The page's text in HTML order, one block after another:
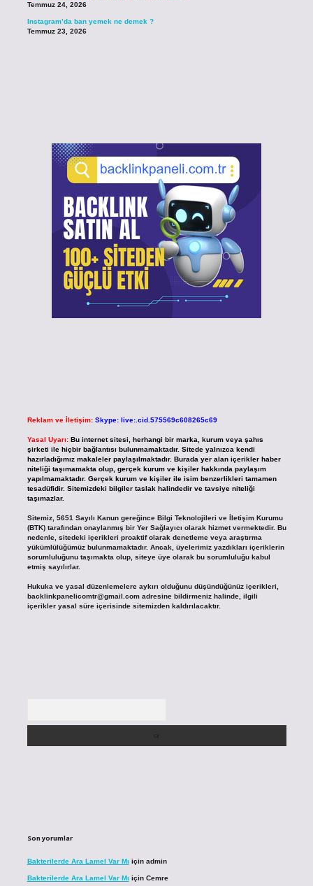
Temmuz 24, 2026
Instagram’da ban yemek ne demek ?
Temmuz 23, 2026
Reklam ve İletişim: Skype: live:.cid.575569c608265c69
Yasal Uyarı: Bu internet sitesi, herhangi bir marka, kurum veya şahıs
şirketi ile hiçbir bağlantısı bulunmamaktadır. Sitede yalnızca kendi
hazırladığımız makaleler paylaşılmaktadır. Burada yer alan içerikler haber
niteliği taşımamakta olup, gerçek kurum ve kişiler hakkında paylaşım
yapılmamaktadır. Gerçek kurum ve kişiler ile isim benzerlikleri tamamen
tesadüfidir. Sitemizdeki bilgiler taslak halindedir ve tavsiye niteliği
taşımazlar.
Sitemiz, 5651 Sayılı Kanun gereğince Bilgi Teknolojileri ve İletişim Kurumu
(BTK) tarafından onaylanmış bir Yer Sağlayıcı olarak hizmet vermektedir. Bu
nedenle, sitedeki içerikleri proaktif olarak denetleme veya araştırma
yükümlülüğümüz bulunmamaktadır. Ancak, üyelerimiz yazdıkları içeriklerin
sorumluluğunu taşımakta olup, siteye üye olarak bu sorumluluğu kabul
etmiş sayılırlar.
Hukuka ve yasal düzenlemelere aykırı olduğunu düşündüğünüz içerikleri,
backlinkpanelicomtr@gmail.comadresine bildirmeniz halinde, ilgili
içerikler yasal süre içerisinde sitemizden kaldırılacaktır.
Son yorumlar
Bakterilerde Ara Lamel Var Mı için admin
Bakterilerde Ara Lamel Var Mı için Cemre